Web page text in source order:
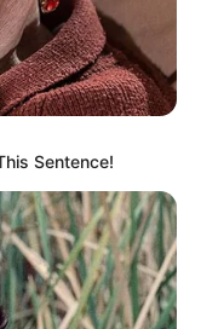
Sentence!